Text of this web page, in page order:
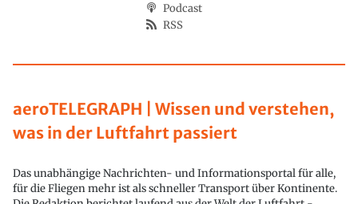
aeroTELEGRAPH | Wissen und verstehen,
was in der Luftfahrt passiert
Das unabhängige Nachrichten- und Informationsportal für alle,
für die Fliegen mehr ist als schneller Transport über Kontinente.
Podcast
RSS